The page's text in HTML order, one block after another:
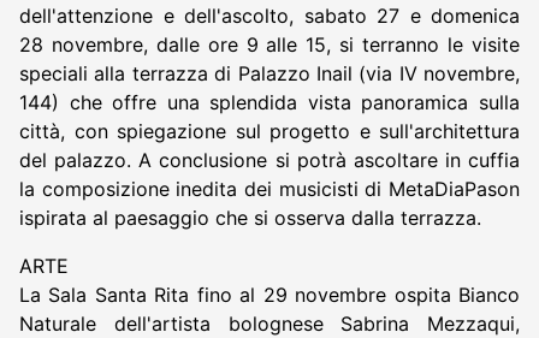
dell'attenzione e dell'ascolto, sabato 27 e domenica
28 novembre, dalle ore 9 alle 15, si terranno le visite
speciali alla terrazza di Palazzo Inail (via IV novembre,
144) che offre una splendida vista panoramica sulla
città, con spiegazione sul progetto e sull'architettura
del palazzo. A conclusione si potrà ascoltare in cuffia
la composizione inedita dei musicisti di MetaDiaPason
ispirata al paesaggio che si osserva dalla terrazza.
ARTE
La Sala Santa Rita fino al 29 novembre ospita Bianco
Naturale dell'artista bolognese Sabrina Mezzaqui,